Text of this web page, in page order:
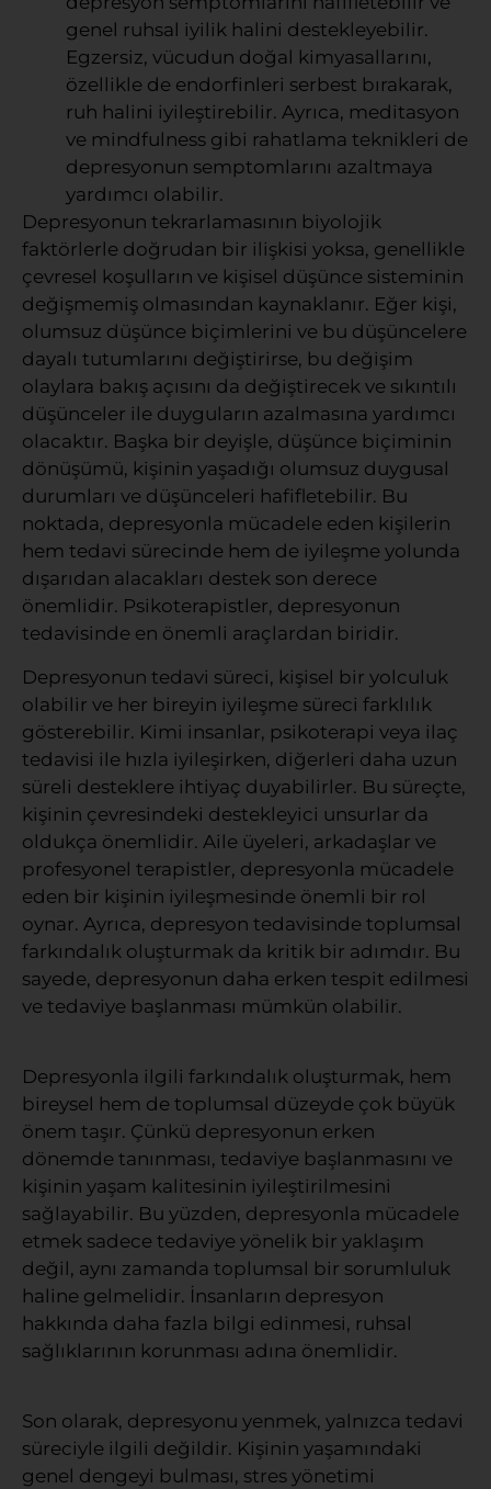
genel ruhsal iyilik halini destekleyebilir.
Egzersiz, vücudun doğal kimyasallarını,
özellikle de endorfinleri serbest bırakarak,
ruh halini iyileştirebilir. Ayrıca, meditasyon
ve mindfulness gibi rahatlama teknikleri de
depresyonun semptomlarını azaltmaya
yardımcı olabilir.
Depresyonun tekrarlamasının biyolojik
faktörlerle doğrudan bir ilişkisi yoksa, genellikle
çevresel koşulların ve kişisel düşünce sisteminin
değişmemiş olmasından kaynaklanır. Eğer kişi,
olumsuz düşünce biçimlerini ve bu düşüncelere
dayalı tutumlarını değiştirirse, bu değişim
olaylara bakış açısını da değiştirecek ve sıkıntılı
düşünceler ile duyguların azalmasına yardımcı
olacaktır. Başka bir deyişle, düşünce biçiminin
dönüşümü, kişinin yaşadığı olumsuz duygusal
durumları ve düşünceleri hafifletebilir. Bu
noktada, depresyonla mücadele eden kişilerin
hem tedavi sürecinde hem de iyileşme yolunda
dışarıdan alacakları destek son derece
önemlidir. Psikoterapistler, depresyonun
tedavisinde en önemli araçlardan biridir.
Depresyonun tedavi süreci, kişisel bir yolculuk
olabilir ve her bireyin iyileşme süreci farklılık
gösterebilir. Kimi insanlar, psikoterapi veya ilaç
tedavisi ile hızla iyileşirken, diğerleri daha uzun
süreli desteklere ihtiyaç duyabilirler. Bu süreçte,
kişinin çevresindeki destekleyici unsurlar da
oldukça önemlidir. Aile üyeleri, arkadaşlar ve
profesyonel terapistler, depresyonla mücadele
eden bir kişinin iyileşmesinde önemli bir rol
oynar. Ayrıca, depresyon tedavisinde toplumsal
farkındalık oluşturmak da kritik bir adımdır. Bu
sayede, depresyonun daha erken tespit edilmesi
ve tedaviye başlanması mümkün olabilir.
Depresyonla ilgili farkındalık oluşturmak, hem
bireysel hem de toplumsal düzeyde çok büyük
önem taşır. Çünkü depresyonun erken
dönemde tanınması, tedaviye başlanmasını ve
kişinin yaşam kalitesinin iyileştirilmesini
sağlayabilir. Bu yüzden, depresyonla mücadele
etmek sadece tedaviye yönelik bir yaklaşım
değil, aynı zamanda toplumsal bir sorumluluk
haline gelmelidir. İnsanların depresyon
hakkında daha fazla bilgi edinmesi, ruhsal
sağlıklarının korunması adına önemlidir.
Son olarak, depresyonu yenmek, yalnızca tedavi
süreciyle ilgili değildir. Kişinin yaşamındaki
genel dengeyi bulması, stres yönetimi